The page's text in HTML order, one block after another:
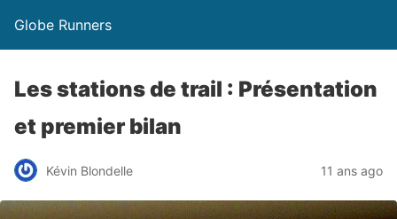
Globe Runners
Les stations de trail : Présentation
et premier bilan
Kévin Blondelle 11 ans ago